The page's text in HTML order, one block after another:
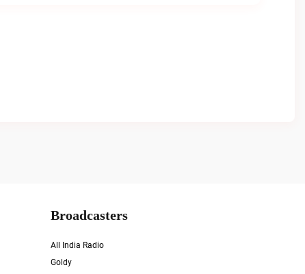
Broadcasters
All India Radio
Goldy